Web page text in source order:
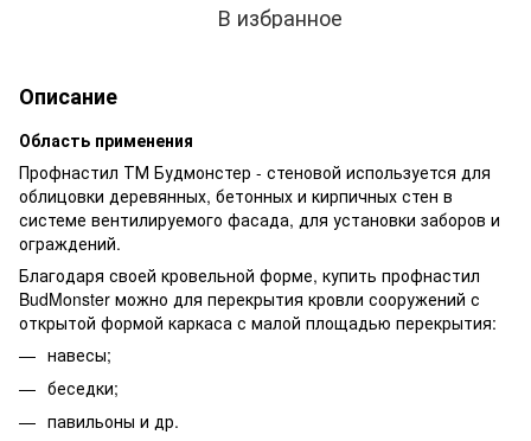
В избранное
Описание
Область применения
Профнастил ТМ Будмонстер - стеновой используется для
облицовки деревянных, бетонных и кирпичных стен в
системе вентилируемого фасада, для установки заборов и
ограждений.
Благодаря своей кровельной форме, купить профнастил
BudMonster можно для перекрытия кровли сооружений с
открытой формой каркаса с малой площадью перекрытия:
навесы;
беседки;
павильоны и др.